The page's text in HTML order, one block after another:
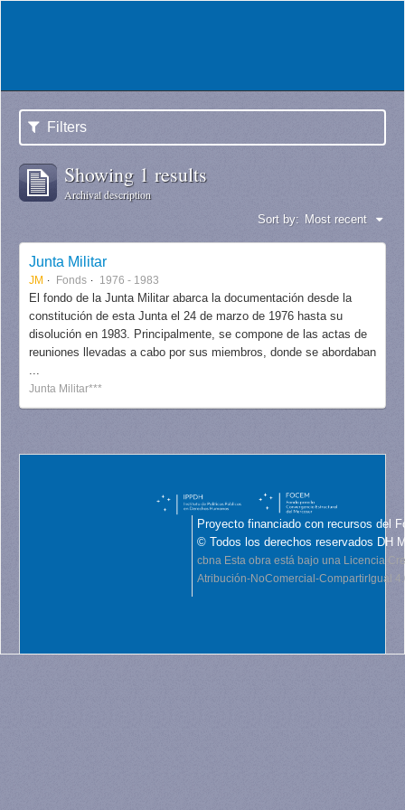
Filters
Showing 1 results
Archival description
Sort by: Most recent
Junta Militar
JM Fonds 1976 - 1983
El fondo de la Junta Militar abarca la documentación desde la
constitución de esta Junta el 24 de marzo de 1976 hasta su
disolución en 1983. Principalmente, se compone de las actas de
reuniones llevadas a cabo por sus miembros, donde se abordaban
...
Junta Militar***
Proyecto financiado con recursos del
© Todos los derechos reservados DH
cbna Esta obra está bajo una Licencia
Atribución-NoComercial-CompartirIgual